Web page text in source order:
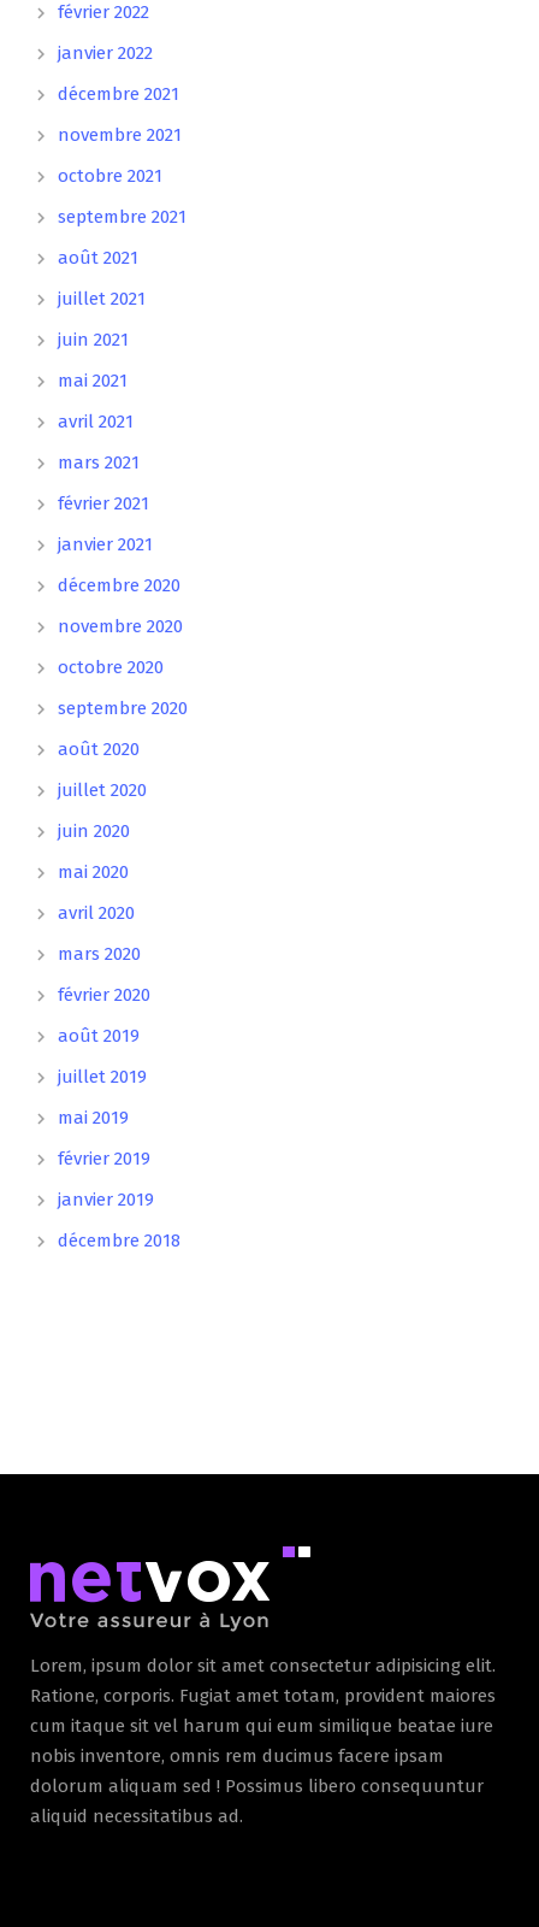
février 2022
janvier 2022
décembre 2021
novembre 2021
octobre 2021
septembre 2021
août 2021
juillet 2021
juin 2021
mai 2021
avril 2021
mars 2021
février 2021
janvier 2021
décembre 2020
novembre 2020
octobre 2020
septembre 2020
août 2020
juillet 2020
juin 2020
mai 2020
avril 2020
mars 2020
février 2020
août 2019
juillet 2019
mai 2019
février 2019
janvier 2019
décembre 2018
Lorem, ipsum dolor sit amet consectetur adipisicing elit.
Ratione, corporis. Fugiat amet totam, provident maiores
cum itaque sit vel harum qui eum similique beatae iure
nobis inventore, omnis rem ducimus facere ipsam
dolorum aliquam sed ! Possimus libero consequuntur
aliquid necessitatibus ad.